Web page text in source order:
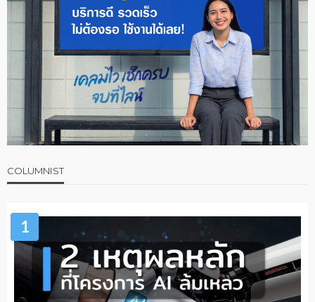
COLUMNIST
1